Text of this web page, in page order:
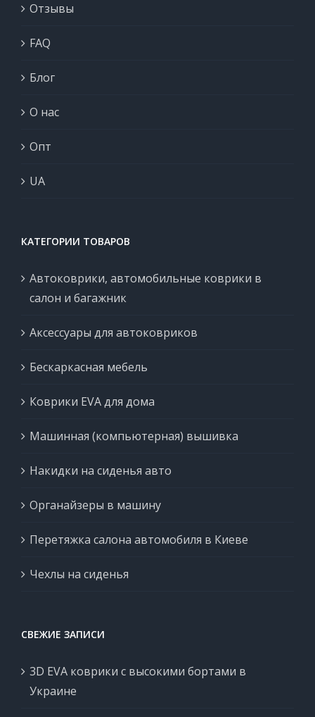
Отзывы
FAQ
Блог
О нас
Опт
UA
КАТЕГОРИИ ТОВАРОВ
Автоковрики, автомобильные коврики в
салон и багажник
Аксессуары для автоковриков
Бескаркасная мебель
Коврики EVA для дома
Машинная (компьютерная) вышивка
Накидки на сиденья авто
Органайзеры в машину
Перетяжка салона автомобиля в Киеве
Чехлы на сиденья
СВЕЖИЕ ЗАПИСИ
3D EVA коврики с высокими бортами в
Украине